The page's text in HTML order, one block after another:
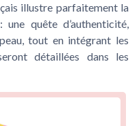
illustre parfaitement la
quête d’authenticité,
tout en intégrant les
détaillées dans les